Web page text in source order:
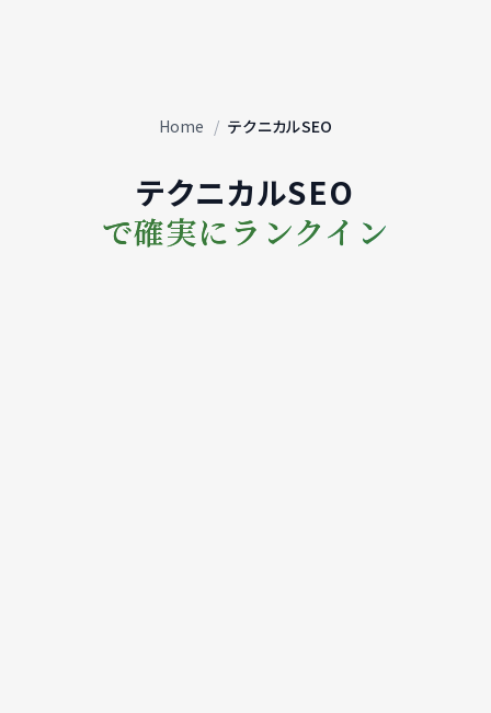
Home / テクニカルSEO
テクニカルSEO
で確実にランクイン